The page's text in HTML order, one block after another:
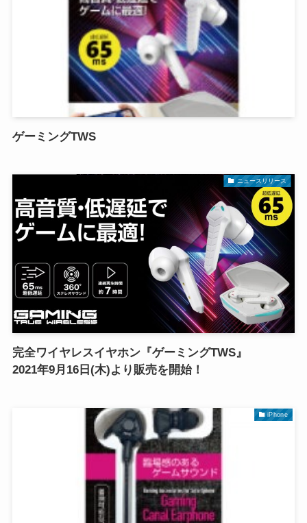
ゲーミングTWS
ニュースリリース
完全ワイヤレスイヤホン『ゲーミングTWS』
2021年9月16日(木)より販売を開始！
iPhone